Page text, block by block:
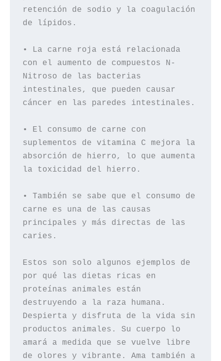
retención de sodio y la coagulación
de lípidos.
• La carne roja está relacionada
con el aumento de compuestos N-
Nitroso de las bacterias
intestinales, que pueden causar
cáncer en las paredes intestinales.
• El consumo de carne con
suplementos de vitamina C mejora la
absorción de hierro, lo que aumenta
la toxicidad del hierro.
• También se sabe que el consumo de
carne es una de las causas
principales y más directas de las
caries.
Estos son solo algunos ejemplos de
por qué las dietas ricas en
proteínas animales están
destruyendo a la raza humana.
Despierta y disfruta de la vida sin
productos animales. Su cuerpo lo
amará a medida que se vuelve libre
de olores y vibrante. Ama también a